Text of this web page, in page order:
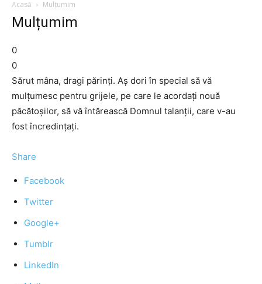
Acasă
Mulțumim
Mulțumim
0
0
Sărut mâna, dragi părinți. Aș dori în special să vă
mulțumesc pentru grijele, pe care le acordați nouă
păcătoșilor, să vă întărească Domnul talanții, care v-au
fost încredințați.
Share
Facebook
Twitter
Google+
Tumblr
LinkedIn